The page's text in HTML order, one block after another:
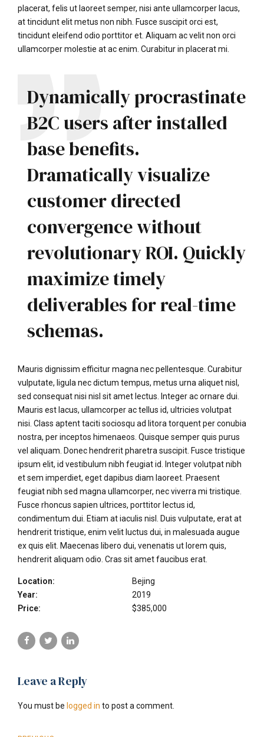
placerat, felis ut laoreet semper, nisi ante ullamcorper lacus,
at tincidunt elit metus non nibh. Fusce suscipit orci est,
tincidunt eleifend odio porttitor et. Aliquam ac velit non orci
ullamcorper molestie at ac enim. Curabitur in placerat mi.
Dynamically procrastinate
B2C users after installed
base benefits.
Dramatically visualize
customer directed
convergence without
revolutionary ROI. Quickly
maximize timely
deliverables for real-time
schemas.
Mauris dignissim efficitur magna nec pellentesque. Curabitur
vulputate, ligula nec dictum tempus, metus urna aliquet nisl,
sed consequat nisi nisl sit amet lectus. Integer ac ornare dui.
Mauris est lacus, ullamcorper ac tellus id, ultricies volutpat
nisi. Class aptent taciti sociosqu ad litora torquent per conubia
nostra, per inceptos himenaeos. Quisque semper quis purus
vel aliquam. Donec hendrerit pharetra suscipit. Fusce tristique
ipsum elit, id vestibulum nibh feugiat id. Integer volutpat nibh
et sem imperdiet, eget dapibus diam laoreet. Praesent
feugiat nibh sed magna ullamcorper, nec viverra mi tristique.
Fusce rhoncus sapien ultrices, porttitor lectus id,
condimentum dui. Etiam at iaculis nisl. Duis vulputate, erat at
hendrerit tristique, enim velit luctus dui, in malesuada augue
ex quis elit. Maecenas libero dui, venenatis ut lorem quis,
hendrerit aliquam odio. Cras sit amet faucibus erat.
Location:
Bejing
Year:
2019
Price:
$385,000
Leave a Reply
You must be logged in to post a comment.